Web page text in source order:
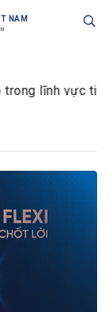
NAM
lĩnh vực tiền